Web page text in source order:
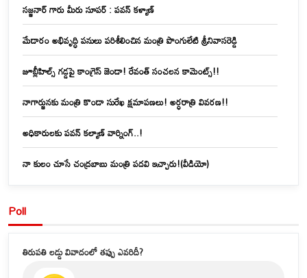
సజ్జనార్ గారు మీరు సూపర్ : పవన్ కళ్యాణ్
మేడారం అభివృద్ధి పనులు పరిశీలించిన మంత్రి పొంగులేటి శ్రీనివాసరెడ్డి
జూబ్లీహిల్స్‌ గడ్డపై కాంగ్రెస్ జెండా! రేవంత్ సంచలన కామెంట్స్!!
నాగార్జునకు మంత్రి కొండా సురేఖ క్షమాపణలు! అర్ధరాత్రి వివరణ!!
అధికారులకు పవన్ కల్యాణ్ వార్నింగ్..!
నా కులం చూసే చంద్రబాబు మంత్రి పదవి ఇచ్చారు!(వీడియో)
Poll
తిరుపతి లడ్డు వివాదంలో తప్పు ఎవరిదీ?